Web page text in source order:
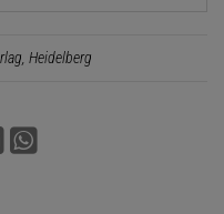
Heidelberg